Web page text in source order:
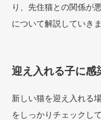
り、先住猫との関係が
について解説していきま
迎え入れる子に感
新しい猫を迎え入れる
をしっかりチェックし